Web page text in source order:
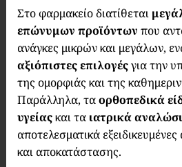
Στο φαρμακείο διατίθεται
επώνυμων προϊόντων που
ανάγκες μικρών και μεγάλων,
αξιόπιστες επιλογέςγια την
της ομορφιάς και της
Παράλληλα, ταορθοπεδικά
υγείαςκαι τα ιατρικά
αποτελεσματικά
και αποκατάστασης.